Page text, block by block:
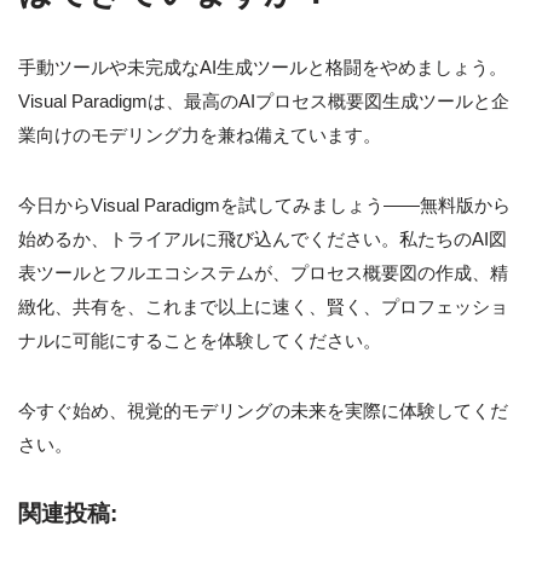
手動ツールや未完成なAI生成ツールと格闘をやめましょう。
Visual Paradigmは、最高のAIプロセス概要図生成ツールと企
業向けのモデリング力を兼ね備えています。
今日からVisual Paradigmを試してみましょう——無料版から
始めるか、トライアルに飛び込んでください。私たちのAI図
表ツールとフルエコシステムが、プロセス概要図の作成、精
緻化、共有を、これまで以上に速く、賢く、プロフェッショ
ナルに可能にすることを体験してください。
今すぐ始め、視覚的モデリングの未来を実際に体験してくだ
さい。
関連投稿: